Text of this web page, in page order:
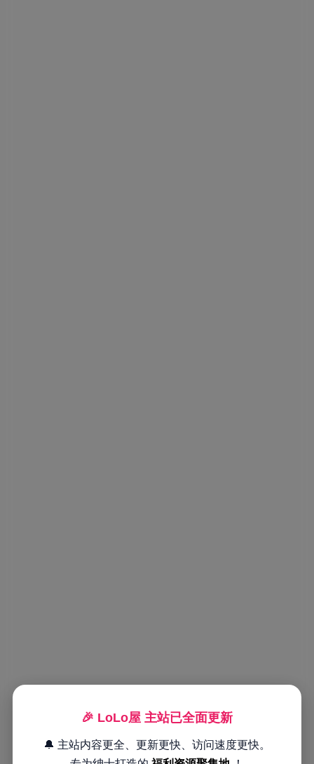
🎉 LoLo屋 主站已全面更新
🔔 主站内容更全、更新更快、访问速度更快。